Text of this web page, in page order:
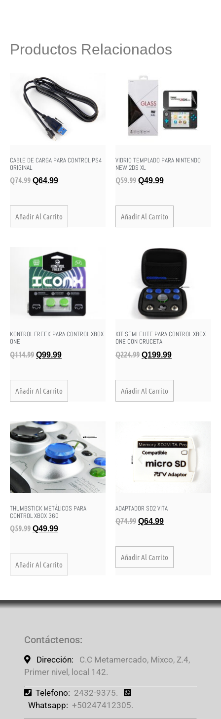
Productos Relacionados
CABLE DE CARGA PARA CONTROL PS4
ORIGINAL
Q74.99 Q64.99
Añadir Al Carrito
VIDRIO TEMPLADO PARA NINTENDO
NEW 2DS XL
Q59.99 Q49.99
Añadir Al Carrito
KONTROL FREEK PARA CONTROL XBOX
ONE
Q114.99 Q99.99
Añadir Al Carrito
KIT SEMI ELITE PARA CONTROL XBOX
ONE CON CRUCETA
Q224.99 Q199.99
Añadir Al Carrito
THUMBSTICK METÁLICOS PARA
CONTROL XBOX 360
Q59.99 Q49.99
Añadir Al Carrito
ADAPTADOR SD2 VITA
Q74.99 Q64.99
Añadir Al Carrito
Contáctenos:
Dirección:
C.C Metamercado, Mixco, Z.4,
Primer nivel, local 142.
Telefono: 2432-9375.
Whatsapp: +50247412305.